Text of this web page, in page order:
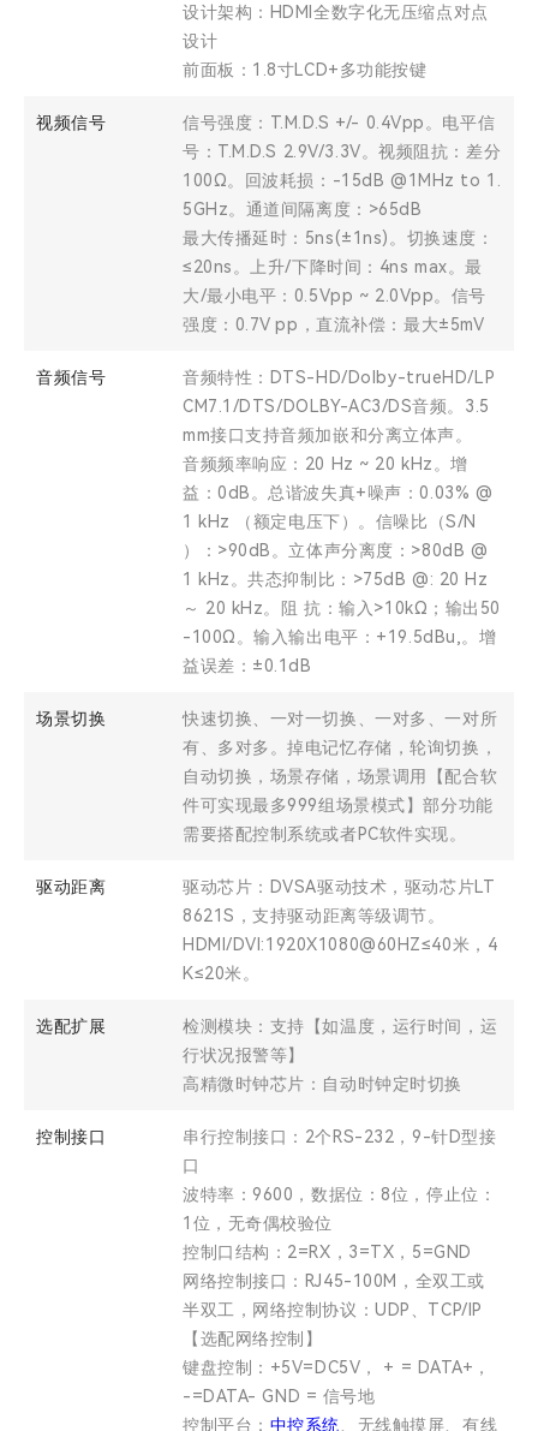
设计架构：HDMI全数字化无压缩点对点
设计
前面板：1.8寸LCD+多功能按键
视频信号
信号强度：T.M.D.S +/- 0.4Vpp。电平信
号：T.M.D.S 2.9V/3.3V。视频阻抗：差分
100Ω。回波耗损：-15dB @1MHz to 1.
5GHz。通道间隔离度：>65dB
最大传播延时：5ns(±1ns)。切换速度：
≤20ns。上升/下降时间：4ns max。最
大/最小电平：0.5Vpp ~ 2.0Vpp。信号
强度：0.7V pp，直流补偿：最大±5mV
音频信号
音频特性：DTS-HD/Dolby-trueHD/LP
CM7.1/DTS/DOLBY-AC3/DS音频。3.5
mm接口支持音频加嵌和分离立体声。
音频频率响应：20 Hz ~ 20 kHz。增
益：0dB。总谐波失真+噪声：0.03% @
1 kHz （额定电压下）。信噪比（S/N
）：>90dB。立体声分离度：>80dB @
1 kHz。共态抑制比：>75dB @: 20 Hz
～ 20 kHz。阻 抗：输入>10kΩ；输出50
-100Ω。输入输出电平：+19.5dBu,。增
益误差：±0.1dB
场景切换
快速切换、一对一切换、一对多、一对所
有、多对多。掉电记忆存储，轮询切换，
自动切换，场景存储，场景调用【配合软
件可实现最多999组场景模式】部分功能
需要搭配控制系统或者PC软件实现。
驱动距离
驱动芯片：DVSA驱动技术，驱动芯片LT
8621S，支持驱动距离等级调节。
HDMI/DVI:1920X1080@60HZ≤40米，4
K≤20米。
选配扩展
检测模块：支持【如温度，运行时间，运
行状况报警等】
高精微时钟芯片：自动时钟定时切换
控制接口
串行控制接口：2个RS-232，9-针D型接
口
波特率：9600，数据位：8位，停止位：
1位，无奇偶校验位
控制口结构：2=RX，3=TX，5=GND
网络控制接口：RJ45-100M，全双工或
半双工，网络控制协议：UDP、TCP/IP
【选配网络控制】
键盘控制：+5V=DC5V， + = DATA+，
-=DATA- GND = 信号地
控制平台： 中控系统 、无线触摸屏、有线